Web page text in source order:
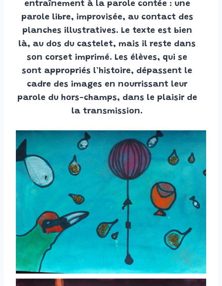
entraînement à la parole contée : une
parole libre, improvisée, au contact des
planches illustratives. Le texte est bien
là, au dos du castelet, mais il reste dans
son corset imprimé. Les élèves, qui se
sont appropriés l’histoire, dépassent le
cadre des images en nourrissant leur
parole du hors-champs, dans le plaisir de
la transmission.